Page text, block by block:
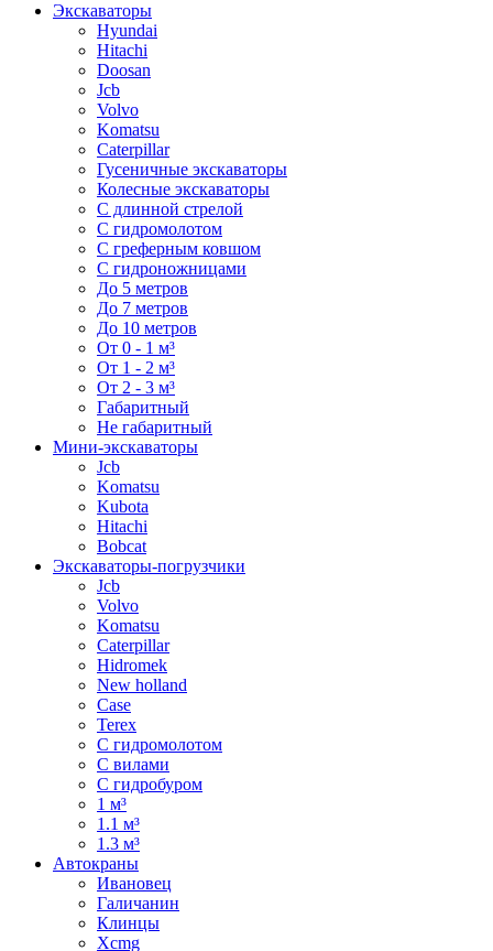
Экскаваторы
Hyundai
Hitachi
Doosan
Jcb
Volvo
Komatsu
Caterpillar
Гусеничные экскаваторы
Колесные экскаваторы
С длинной стрелой
С гидромолотом
С греферным ковшом
С гидроножницами
До 5 метров
До 7 метров
До 10 метров
От 0 - 1 м³
От 1 - 2 м³
От 2 - 3 м³
Габаритный
Не габаритный
Мини-экскаваторы
Jcb
Komatsu
Kubota
Hitachi
Bobcat
Экскаваторы-погрузчики
Jcb
Volvo
Komatsu
Caterpillar
Hidromek
New holland
Case
Terex
С гидромолотом
С вилами
С гидробуром
1 м³
1.1 м³
1.3 м³
Автокраны
Ивановец
Галичанин
Клинцы
Xcmg